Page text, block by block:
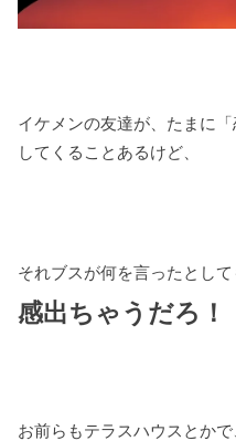
イケメンの友達が、たまに
してくることあるけど、
それブスが何を言ったとして
感出ちゃうだろ！
お前らもテラスハウスとか